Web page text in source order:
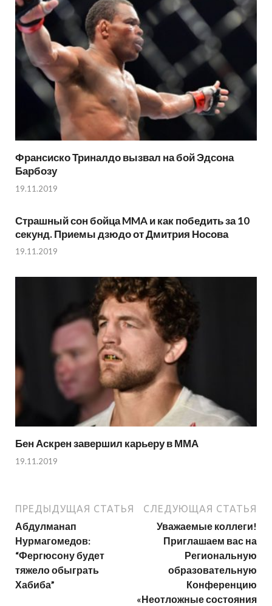
Франсиско Триналдо вызвал на бой Эдсона
Барбозу
19.11.2019
Страшный сон бойца MMA и как победить за 10
секунд. Приемы дзюдо от Дмитрия Носова
19.11.2019
Бен Аскрен завершил карьеру в ММА
19.11.2019
ПРЕДЫДУЩАЯ СТАТЬЯ
Абдулманап
Нурмагомедов:
“Фергюсону будет
тяжело обыграть
Хабиба”
СЛЕДУЮЩАЯ СТАТЬЯ
Уважаемые коллеги!
Приглашаем вас на
Региональную
образовательную
Конференцию
«Неотложные состояния